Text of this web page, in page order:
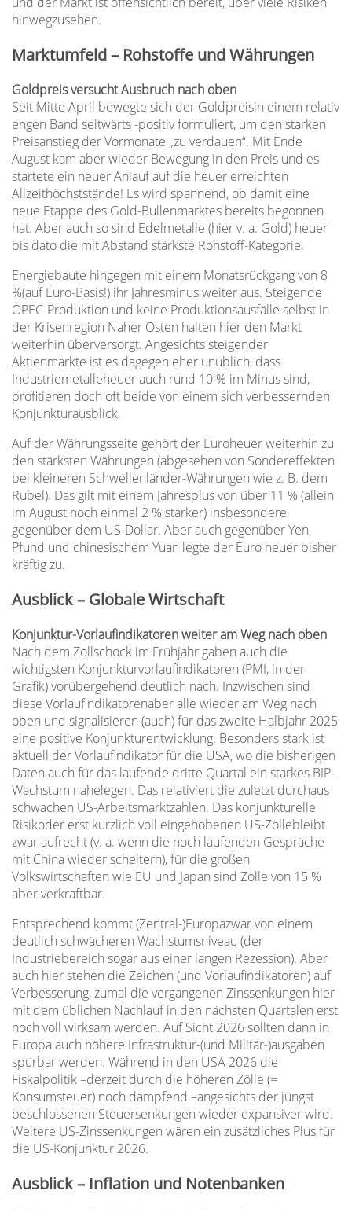
hinwegzusehen.
Marktumfeld – Rohstoffe und Währungen
Goldpreis versucht Ausbruch nach oben
Seit Mitte April bewegte sich der Goldpreisin einem relativ
engen Band seitwärts -positiv formuliert, um den starken
Preisanstieg der Vormonate „zu verdauen“. Mit Ende
August kam aber wieder Bewegung in den Preis und es
startete ein neuer Anlauf auf die heuer erreichten
Allzeithöchststände! Es wird spannend, ob damit eine
neue Etappe des Gold-Bullenmarktes bereits begonnen
hat. Aber auch so sind Edelmetalle (hier v. a. Gold) heuer
bis dato die mit Abstand stärkste Rohstoff-Kategorie.
Energiebaute hingegen mit einem Monatsrückgang von 8
%(auf Euro-Basis!) ihr Jahresminus weiter aus. Steigende
OPEC-Produktion und keine Produktionsausfälle selbst in
der Krisenregion Naher Osten halten hier den Markt
weiterhin überversorgt. Angesichts steigender
Aktienmärkte ist es dagegen eher unüblich, dass
Industriemetalleheuer auch rund 10 % im Minus sind,
profitieren doch oft beide von einem sich verbessernden
Konjunkturausblick.
Auf der Währungsseite gehört der Euroheuer weiterhin zu
den stärksten Währungen (abgesehen von Sondereffekten
bei kleineren Schwellenländer-Währungen wie z. B. dem
Rubel). Das gilt mit einem Jahresplus von über 11 % (allein
im August noch einmal 2 % stärker) insbesondere
gegenüber dem US-Dollar. Aber auch gegenüber Yen,
Pfund und chinesischem Yuan legte der Euro heuer bisher
kräftig zu.
Ausblick – Globale Wirtschaft
Konjunktur-Vorlaufindikatoren weiter am Weg nach oben
Nach dem Zollschock im Frühjahr gaben auch die
wichtigsten Konjunkturvorlaufindikatoren (PMI, in der
Grafik) vorübergehend deutlich nach. Inzwischen sind
diese Vorlaufindikatorenaber alle wieder am Weg nach
oben und signalisieren (auch) für das zweite Halbjahr 2025
eine positive Konjunkturentwicklung. Besonders stark ist
aktuell der Vorlaufindikator für die USA, wo die bisherigen
Daten auch für das laufende dritte Quartal ein starkes BIP-
Wachstum nahelegen. Das relativiert die zuletzt durchaus
schwachen US-Arbeitsmarktzahlen. Das konjunkturelle
Risikoder erst kürzlich voll eingehobenen US-Zöllebleibt
zwar aufrecht (v. a. wenn die noch laufenden Gespräche
mit China wieder scheitern), für die großen
Volkswirtschaften wie EU und Japan sind Zölle von 15 %
aber verkraftbar.
Entsprechend kommt (Zentral-)Europazwar von einem
deutlich schwächeren Wachstumsniveau (der
Industriebereich sogar aus einer langen Rezession). Aber
auch hier stehen die Zeichen (und Vorlaufindikatoren) auf
Verbesserung, zumal die vergangenen Zinssenkungen hier
mit dem üblichen Nachlauf in den nächsten Quartalen erst
noch voll wirksam werden. Auf Sicht 2026 sollten dann in
Europa auch höhere Infrastruktur-(und Militär-)ausgaben
spürbar werden. Während in den USA 2026 die
Fiskalpolitik –derzeit durch die höheren Zölle (=
Konsumsteuer) noch dämpfend –angesichts der jüngst
beschlossenen Steuersenkungen wieder expansiver wird.
Weitere US-Zinssenkungen wären ein zusätzliches Plus für
die US-Konjunktur 2026.
Ausblick – Inflation und Notenbanken